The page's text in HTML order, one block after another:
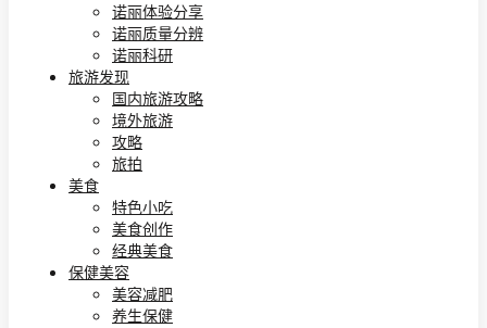
诺丽体验分享
诺丽质量分辨
诺丽科研
旅游发现
国内旅游攻略
境外旅游
攻略
旅拍
美食
特色小吃
美食创作
经典美食
保健美容
美容减肥
养生保健